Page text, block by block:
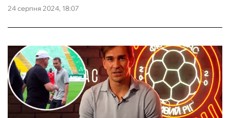
24 серпня 2024, 18:07